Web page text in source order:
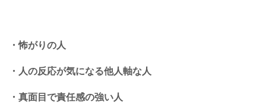
・怖がりの人
・人の反応が気になる他人軸な人
・真面目で責任感の強い人